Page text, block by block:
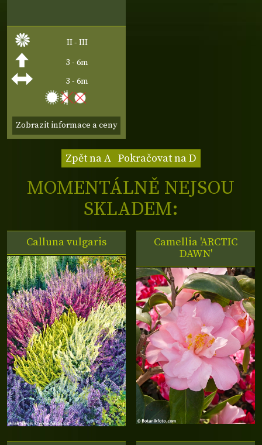
II - III
3 - 6m
3 - 6m
Zobrazit informace a ceny
Zpět na A Pokračovat na D
MOMENTÁLNĚ NEJSOU
SKLADEM:
Calluna vulgaris
Camellia 'ARCTIC
DAWN'